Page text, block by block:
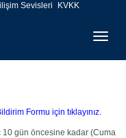
Sevisleri KVKK
Formu için tıklayınız.
gün öncesine kadar (Cuma